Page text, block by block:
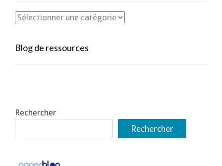
Blog de ressources
Rechercher
Rechercher